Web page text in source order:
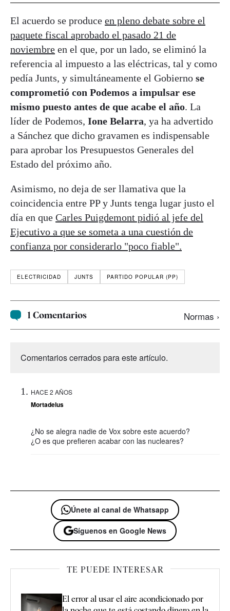
El acuerdo se produce en pleno debate sobre el
paquete fiscal aprobado el pasado 21 de
noviembre en el que, por un lado, se eliminó la
referencia al impuesto a las eléctricas, tal y como
pedía Junts, y simultáneamente el Gobierno se
comprometió con Podemos a impulsar ese
mismo puesto antes de que acabe el año. La
líder de Podemos, Ione Belarra, ya ha advertido
a Sánchez que dicho gravamen es indispensable
para aprobar los Presupuestos Generales del
Estado del próximo año.
Asimismo, no deja de ser llamativa que la
coincidencia entre PP y Junts tenga lugar justo el
día en que Carles Puigdemont pidió al jefe del
Ejecutivo a que se someta a una cuestión de
confianza por considerarlo "poco fiable".
ELECTRICIDAD JUNTS PARTIDO POPULAR (PP)
1 Comentarios Normas ›
Comentarios cerrados para este artículo.
HACE 2 AÑOS
Mortadelus
¿No se alegra nadie de Vox sobre este acuerdo?
¿O es que prefieren acabar con las nucleares?
Únete al canal de Whatsapp
Síguenos en Google News
TE PUEDE INTERESAR
El error al usar el aire acondicionado por